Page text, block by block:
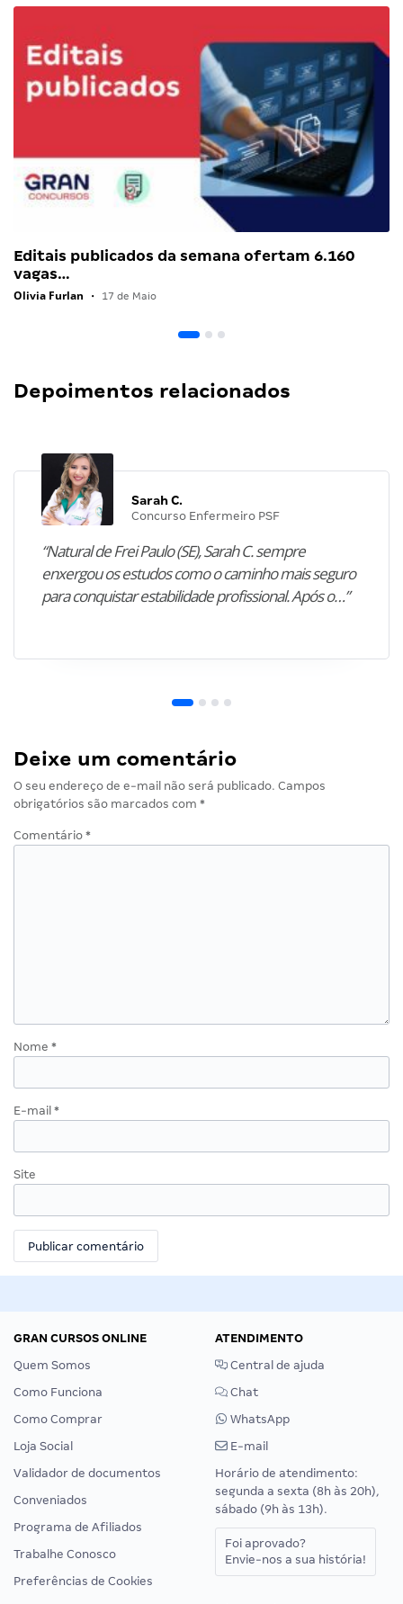
Editais publicados da semana ofertam 6.160
vagas…
Olivia Furlan • 17 de Maio
Depoimentos relacionados
Sarah C.
Concurso Enfermeiro PSF
“Natural de Frei Paulo (SE), Sarah C. sempre
enxergou os estudos como o caminho mais seguro
para conquistar estabilidade profissional. Após o…”
Deixe um comentário
O seu endereço de e-mail não será publicado. Campos
obrigatórios são marcados com *
Comentário *
Nome *
E-mail *
Site
GRAN CURSOS ONLINE
Quem Somos
Como Funciona
Como Comprar
Loja Social
Validador de documentos
Conveniados
Programa de Afiliados
Trabalhe Conosco
Preferências de Cookies
ATENDIMENTO
Central de ajuda
Chat
WhatsApp
E-mail
Horário de atendimento:
segunda a sexta (8h às 20h),
sábado (9h às 13h).
Foi aprovado?
Envie-nos a sua história!